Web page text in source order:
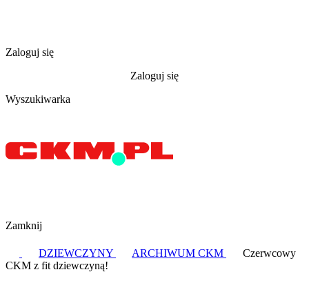
Zaloguj się
Zaloguj się
Wyszukiwarka
Zamknij
DZIEWCZYNY ARCHIWUM CKM
Czerwcowy
CKM z fit dziewczyną!